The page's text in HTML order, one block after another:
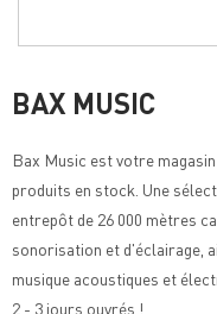
BAX MUSIC
Bax Music est votre magasin
produits en stock. Une
entrepôt de 26 000 mètres
sonorisation et d'éclairage,
musique acoustiques et
2 - 3 jours ouvrés !